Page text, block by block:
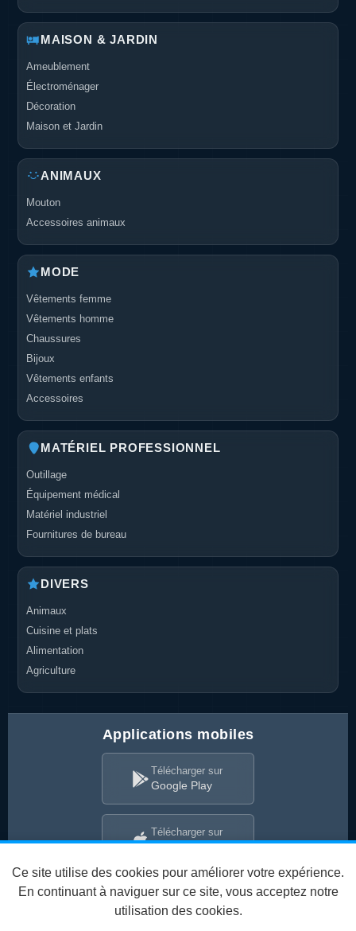
Ce site utilise des cookies pour améliorer votre expérience.
En continuant à naviguer sur ce site, vous acceptez notre
utilisation des cookies.
MAISON & JARDIN
Ameublement
Électroménager
Décoration
Maison et Jardin
ANIMAUX
Mouton
Accessoires animaux
MODE
Vêtements femme
Vêtements homme
Chaussures
Bijoux
Vêtements enfants
Accessoires
MATÉRIEL PROFESSIONNEL
Outillage
Équipement médical
Matériel industriel
Fournitures de bureau
DIVERS
Animaux
Cuisine et plats
Alimentation
Agriculture
Applications mobiles
Télécharger sur
Google Play
Télécharger sur
App Store
Conditions d'utilisation Politique de confidentialité